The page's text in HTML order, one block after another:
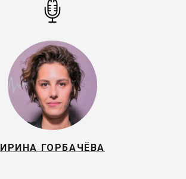
ИРИНА ГОРБАЧЁВА